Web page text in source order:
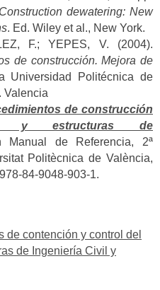
Construction dewatering: New
. Ed. Wiley et al., New York.
F.; YEPES, V. (2004).
de construcción. Mejora de
Universidad Politécnica de
Valencia
de construcción
y estructuras de
Manual de Referencia, 2ª
Politècnica de València,
84-9048-903-1.
de contención y control del
de Ingeniería Civil y